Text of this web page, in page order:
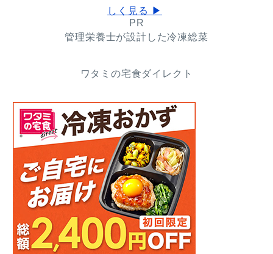
しく見る ▶
PR
管理栄養士が設計した冷凍総菜
ワタミの宅食ダイレクト